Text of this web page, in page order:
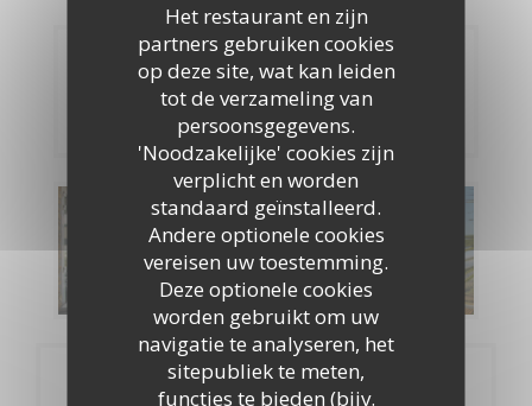
Het restaurant en zijn
partners gebruiken cookies
op deze site, wat kan leiden
tot de verzameling van
persoonsgegevens.
'Noodzakelijke' cookies zijn
verplicht en worden
standaard geïnstalleerd.
Andere optionele cookies
vereisen uw toestemming.
Deze optionele cookies
worden gebruikt om uw
navigatie te analyseren, het
sitepubliek te meten,
functies te bieden (bijv.
Reservering
RESERVEER EEN TAFEL
Menu's
ONTDEK ONS MENU
Algemene informatie